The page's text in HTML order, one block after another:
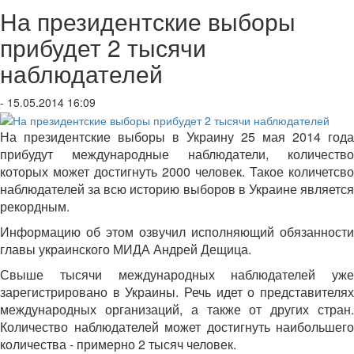
На президентские выборы
прибудет 2 тысячи
наблюдателей
- 15.05.2014 16:09
На президентские выборы в Украину 25 мая 2014 года
прибудут международные наблюдатели, количество
которых может достигнуть 2000 человек. Такое количетсво
наблюдателей за всю историю выборов в Украине является
рекордным.
Информацию об этом озвучил исполняющий обязанности
главы украинского МИДА Андрей Дещица.
Свыше тысячи международных наблюдателей уже
зарегистрировано в Украины. Речь идет о представителях
международных организаций, а также от других стран.
Количество наблюдателей может достигнуть наибольшего
количества - примерно 2 тысяч человек.